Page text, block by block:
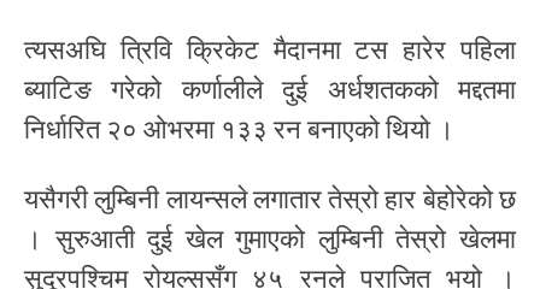
त्यसअघि त्रिवि क्रिकेट मैदानमा टस हारेर पहिला
ब्याटिङ गरेको कर्णालीले दुई अर्धशतकको मद्दतमा
निर्धारित २० ओभरमा १३३ रन बनाएको थियो ।
यसैगरी लुम्बिनी लायन्सले लगातार तेस्रो हार बेहोरेको छ
। सुरुआती दुई खेल गुमाएको लुम्बिनी तेस्रो खेलमा
सुदूरपश्चिम रोयल्ससँग ४५ रनले पराजित भयो ।